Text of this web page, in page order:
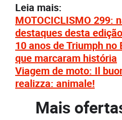
Leia mais:
MOTOCICLISMO 299:
destaques desta edição
10 anos de Triumph
que marcaram história
Viagem de moto: Il
realizza: animale!
Mais